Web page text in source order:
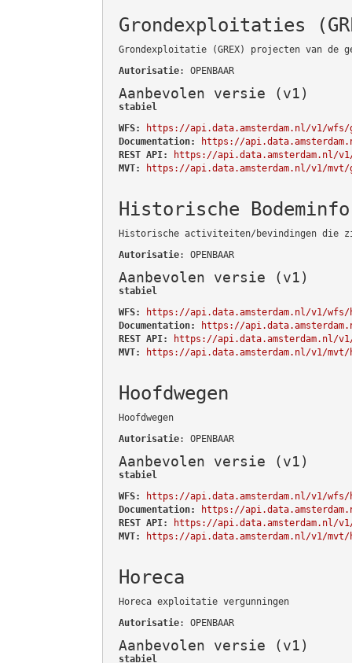
Grondexploitaties
Grondexploitatie (GREX) projecten van de
Autorisatie: OPENBAAR
Aanbevolen versie (v1)
stabiel
WFS:
https://api.data.amsterdam.nl/v1/wfs/
Documentation:
https://
REST API:
https://api.data.amsterdam.nl/
MVT:
https://api.data.amsterdam.nl/v1/mvt/
Historische
Historische activiteiten/bevindingen die
Autorisatie: OPENBAAR
Aanbevolen versie (v1)
stabiel
WFS:
https://api.data.amsterdam.nl/v1/wfs/
Documentation:
https://
REST API:
https://api.data.amsterdam.nl/
MVT:
https://api.data.amsterdam.nl/v1/mvt/
Hoofdwegen
Hoofdwegen
Autorisatie: OPENBAAR
Aanbevolen versie (v1)
stabiel
WFS:
https://api.data.amsterdam.nl/v1/wfs/
Documentation:
https://
REST API:
https://api.data.amsterdam.nl/
MVT:
https://api.data.amsterdam.nl/v1/mvt/
Horeca
Horeca exploitatie vergunningen
Autorisatie: OPENBAAR
Aanbevolen versie (v1)
stabiel